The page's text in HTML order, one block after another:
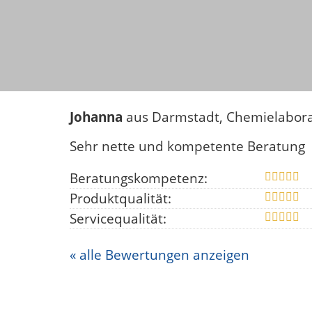
Johanna aus Darmstadt,
Sehr nette und kompetente Beratung
Beratungskompetenz:
Produktqualität:
Servicequalität:
« alle Bewertungen anzeigen